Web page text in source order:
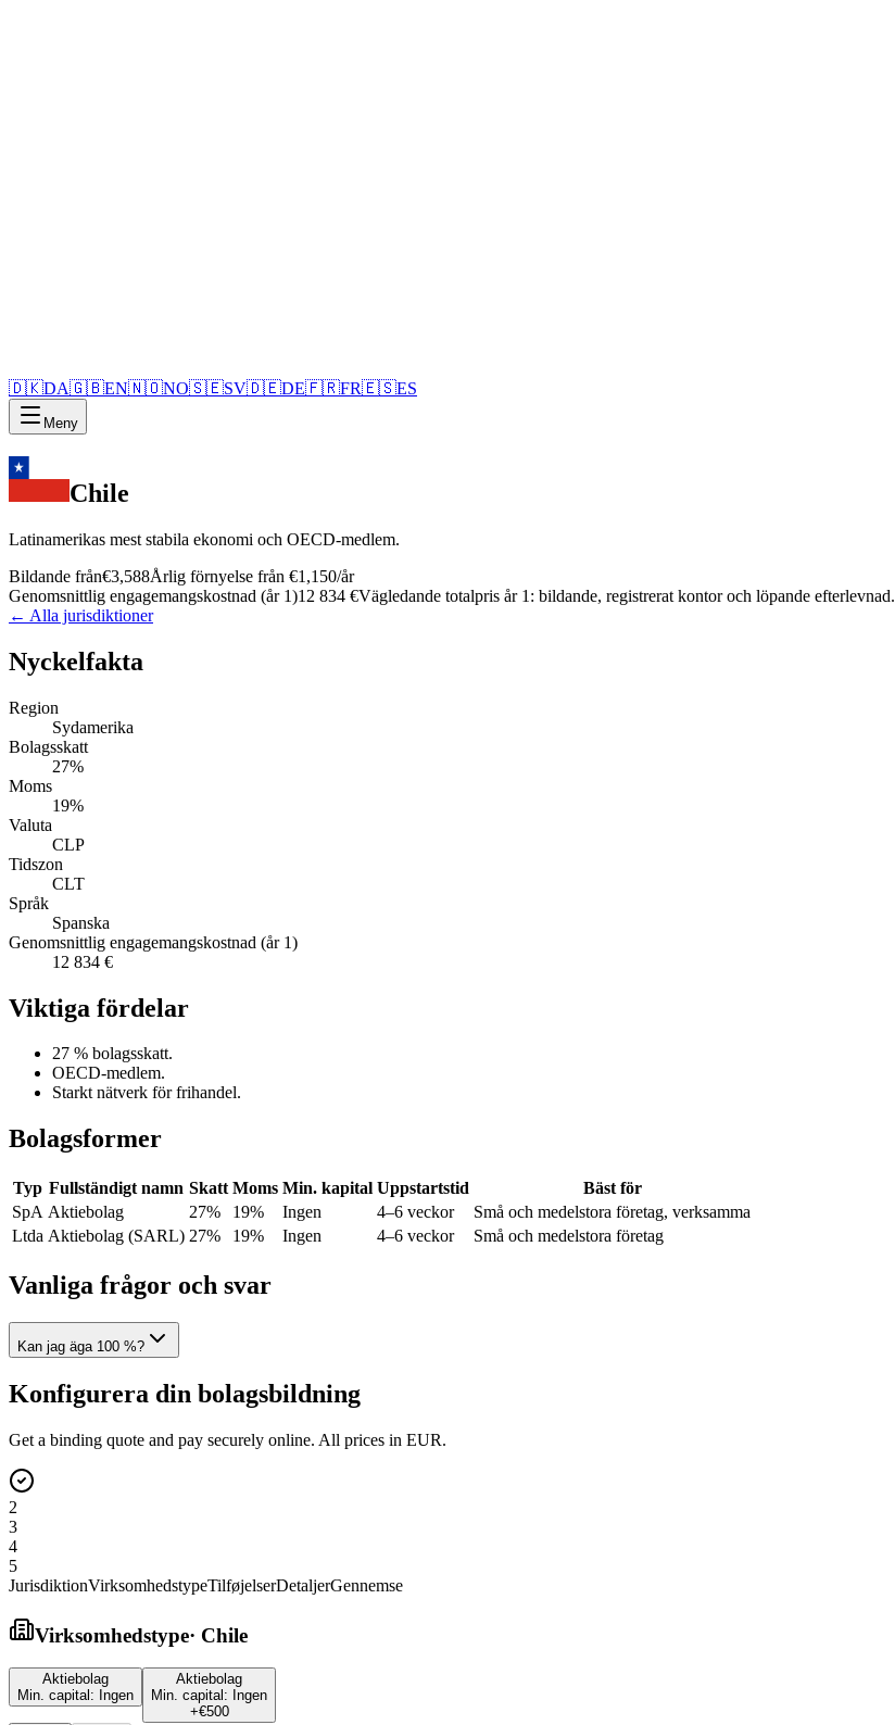
🇩🇰DA🇬🇧EN🇳🇴NO🇸🇪SV🇩🇪DE🇫🇷FR🇪🇸ES
Meny
Chile
Latinamerikas mest stabila ekonomi och OECD-medlem.
Bildande från€3,588Årlig förnyelse från €1,150/år
Genomsnittlig engagemangskostnad (år 1)12 834 €Vägledande totalpris år 1: bildande, registrerat kontor och löpande efterlevnad.
← Alla jurisdiktioner
Nyckelfakta
Region
Sydamerika
Bolagsskatt
27%
Moms
19%
Valuta
CLP
Tidszon
CLT
Språk
Spanska
Genomsnittlig engagemangskostnad (år 1)
12 834 €
Viktiga fördelar
27 % bolagsskatt.
OECD-medlem.
Starkt nätverk för frihandel.
Bolagsformer
Typ Fullständigt namn Skatt Moms Min. kapital Uppstartstid
Bäst för
SpA Aktiebolag 27% 19% Ingen 4–6 veckor
Små och medelstora företag, verksamma
Ltda Aktiebolag (SARL) 27% 19% Ingen 4–6 veckor Små och medelstora företag
Vanliga frågor och svar
Kan jag äga 100 %?
Konfigurera din bolagsbildning
Get a binding quote and pay securely online. All prices in EUR.
2
3
4
5
JurisdiktionVirksomhedstypeTilføjelserDetaljerGennemse
Virksomhedstype· Chile
Aktiebolag
Min. capital: Ingen
Aktiebolag
Min. capital: Ingen
+€500